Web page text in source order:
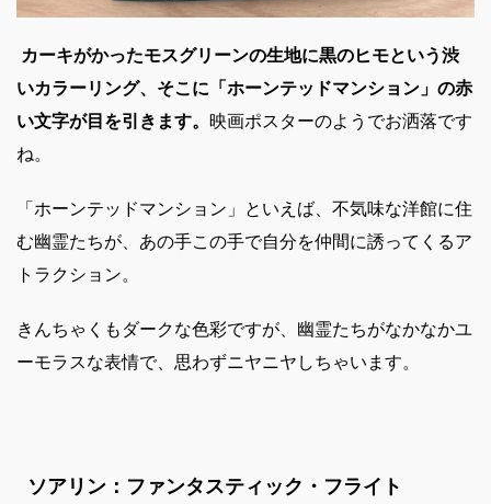
カーキがかったモスグリーンの生地に黒のヒモという渋
いカラーリング、そこに「ホーンテッドマンション」の赤
い文字が目を引きます。 映画ポスターのようでお洒落です
ね。
「ホーンテッドマンション」といえば、不気味な洋館に住
む幽霊たちが、あの手この手で自分を仲間に誘ってくるア
トラクション。
きんちゃくもダークな色彩ですが、幽霊たちがなかなかユ
ーモラスな表情で、思わずニヤニヤしちゃいます。
ソアリン：ファンタスティック・フライト